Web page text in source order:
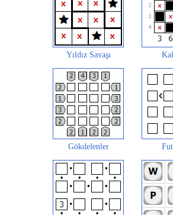
Yıldız Savaşı
Gökdelenler